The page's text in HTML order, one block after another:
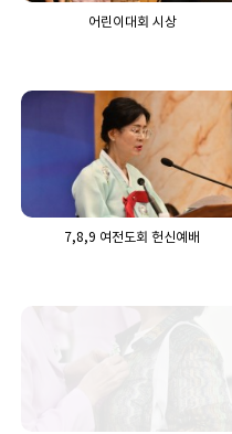
어린이대회 시상
7,8,9 여전도회 헌신예배